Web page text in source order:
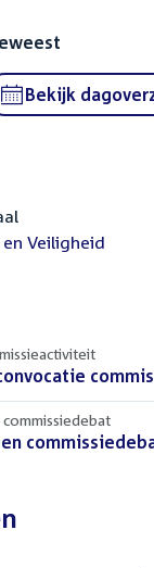
Bekijk
Veiligheid